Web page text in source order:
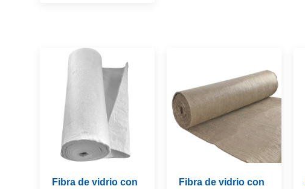
Fibra de vidrio con
Fibra de vidrio con